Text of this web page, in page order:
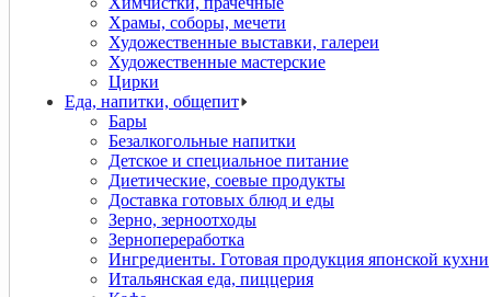
Храмы, соборы, мечети
Художественные выставки, галереи
Художественные мастерские
Цирки
Еда, напитки, общепит
Бары
Безалкогольные напитки
Детское и специальное питание
Диетические, соевые продукты
Доставка готовых блюд и еды
Зерно, зерноотходы
Зернопереработка
Ингредиенты. Готовая продукция японской кухни
Итальянская еда, пиццерия